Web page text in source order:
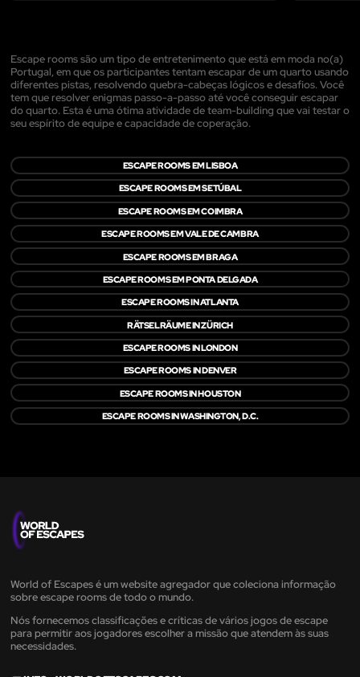
Escape rooms são um tipo de entretenimento que está em moda no(a)
Portugal, em que os participantes tentam escapar de um quarto usando
diferentes pistas, resolvendo quebra-cabeças lógicos e desafios. Você
tem que resolver enigmas passo-a-passo até você conseguir escapar
do quarto. Esta é uma ótima atividade de team-building que vai testar o
seu espírito de equipe e capacidade de coperação.
ESCAPE ROOMS EM LISBOA
ESCAPE ROOMS EM SETÚBAL
ESCAPE ROOMS EM COIMBRA
ESCAPE ROOMS EM VALE DE CAMBRA
ESCAPE ROOMS EM BRAGA
ESCAPE ROOMS EM PONTA DELGADA
ESCAPE ROOMS IN ATLANTA
RÄTSELRÄUME IN ZÜRICH
ESCAPE ROOMS IN LONDON
ESCAPE ROOMS IN DENVER
ESCAPE ROOMS IN HOUSTON
ESCAPE ROOMS IN WASHINGTON, D.C.
World of Escapes é um website agregador que coleciona informação
sobre escape rooms de todo o mundo.
Nós fornecemos classificações e críticas de vários jogos de escape
para permitir aos jogadores escolher a missão que atendem às suas
necessidades.